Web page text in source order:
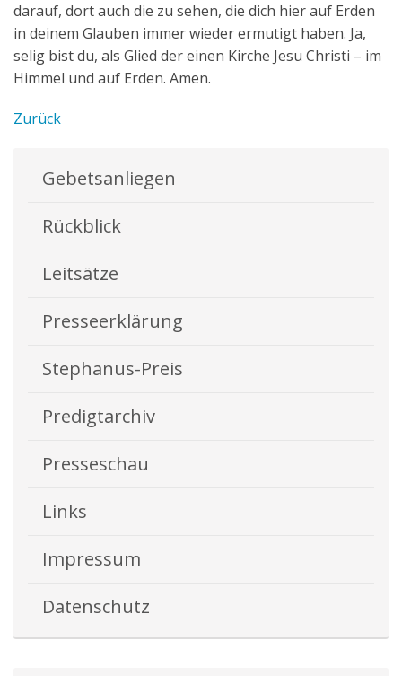
darauf, dort auch die zu sehen, die dich hier auf Erden
in deinem Glauben immer wieder ermutigt haben. Ja,
selig bist du, als Glied der einen Kirche Jesu Christi – im
Himmel und auf Erden. Amen.
Zurück
Gebetsanliegen
Rückblick
Leitsätze
Presseerklärung
Stephanus-Preis
Predigtarchiv
Presseschau
Links
Impressum
Datenschutz